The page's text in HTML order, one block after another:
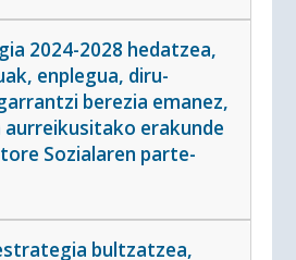
2024-2028 hedatzea,
enplegua, diru-
berezia emanez,
aurreikusitako erakunde
Sozialaren parte-
bultzatzea,